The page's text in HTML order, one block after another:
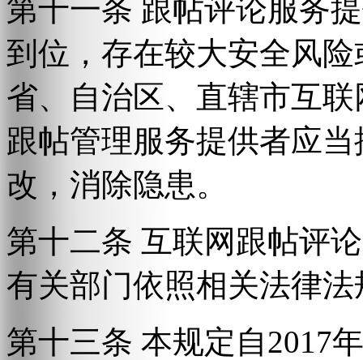
第十一条 跟帖评论服务
到位，存在较大安全风
省、自治区、直辖市互
跟帖管理服务提供者应
改，消除隐患。
第十二条 互联网跟帖评
有关部门依照相关法律
第十三条 本规定自2017